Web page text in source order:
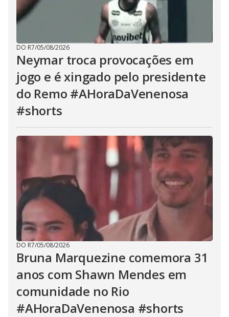
DO R7/05/08/2026
Neymar troca provocações em
jogo e é xingado pelo presidente
do Remo #AHoraDaVenenosa
#shorts
DO R7/05/08/2026
Bruna Marquezine comemora 31
anos com Shawn Mendes em
comunidade no Rio
#AHoraDaVenenosa #shorts